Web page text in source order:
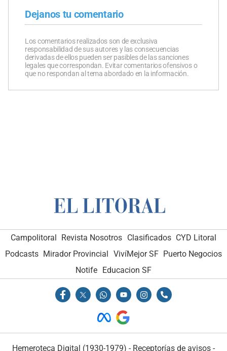
Dejanos tu comentario
Los comentarios realizados son de exclusiva
responsabilidad de sus autores y las consecuencias
derivadas de ellos pueden ser pasibles de las sanciones
legales que correspondan. Evitar comentarios ofensivos o
que no respondan al tema abordado en la información.
Campolitoral Revista Nosotros Clasificados CYD Litoral
Podcasts Mirador Provincial VivíMejor SF Puerto Negocios
Notife Educacion SF
Hemeroteca Digital (1930-1979) - Receptorías de avisos -